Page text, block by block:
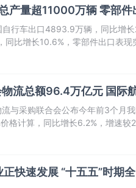
产量超11000万辆 零部件
行车出口4893.9万辆，同比增
比增长10.6%，零部件出口表现
流总额96.4万亿元 国际
与采购联合会公布今年前3个月
格计算，同比增长6.2%，增速
有进、平稳有序。
快速发展 “十五五”时期